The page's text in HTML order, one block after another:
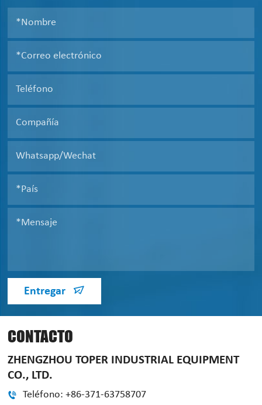
Entregar
CONTACTO
ZHENGZHOU TOPER INDUSTRIAL EQUIPMENT
CO., LTD.
Teléfono: +86-371-63758707